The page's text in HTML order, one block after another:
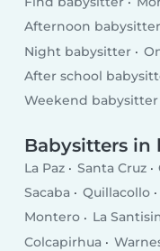
Afternoon babysitter
Night babysitter
After school
Weekend babysitter
Babysitters in
La Paz Santa Cruz
Sacaba
Quillacollo
Montero
La
Colcapirhua